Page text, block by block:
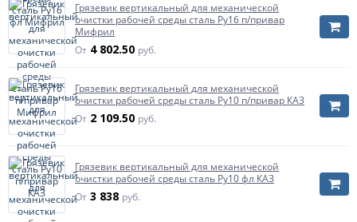
Грязевик вертикальный для механической
очистки рабочей среды сталь Ру16 п/привар
Мифрил
От 4 802.50 руб.
Грязевик вертикальный для механической
очистки рабочей среды сталь Ру10 п/привар КАЗ
От 2 109.50 руб.
Грязевик вертикальный для механической
очистки рабочей среды сталь Ру10 фл КАЗ
От 3 838 руб.